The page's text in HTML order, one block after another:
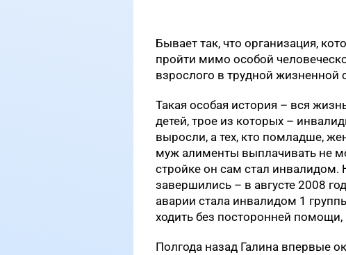
Бывает так, что организация,
пройти мимо особой
взрослого в трудной жизненной
Такая особая история – вся
детей, трое из которых –
выросли, а тех, кто помладше,
муж алименты выплачивать не
стройке он сам стал инвалидом.
завершились – в августе 2008
аварии стала инвалидом 1
ходить без посторонней помощи,
Полгода назад Галина впервые